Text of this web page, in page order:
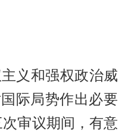
义和强权政治威
际局势作出必要
审议期间，有意